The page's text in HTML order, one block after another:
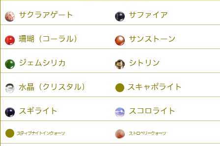
サクラアゲート サファイア
珊瑚（コーラル） サンストーン
ジェムシリカ シトリン
水晶（クリスタル） ● スキャポライト
スギライト スコロライト
● スティブナイトインクォーツ ストロベリークォーツ